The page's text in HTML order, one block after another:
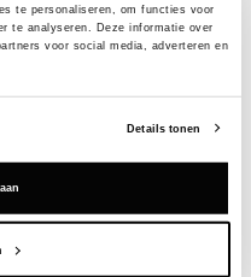
te personaliseren, om functies voor
te analyseren. Deze informatie over
voor social media, adverteren en
Details tonen